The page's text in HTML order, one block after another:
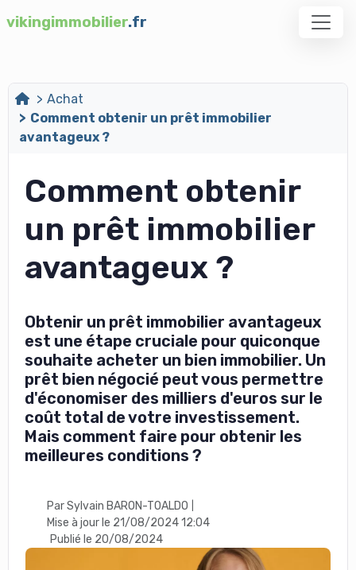
vikingimmobilier.fr
Achat
Comment obtenir un prêt immobilier
avantageux ?
Comment obtenir
un prêt immobilier
avantageux ?
Obtenir un prêt immobilier avantageux
est une étape cruciale pour quiconque
souhaite acheter un bien immobilier. Un
prêt bien négocié peut vous permettre
d'économiser des milliers d'euros sur le
coût total de votre investissement.
Mais comment faire pour obtenir les
meilleures conditions ?
Par Sylvain BARON-TOALDO
Mise à jour le 21/08/2024 12:04
Publié le 20/08/2024